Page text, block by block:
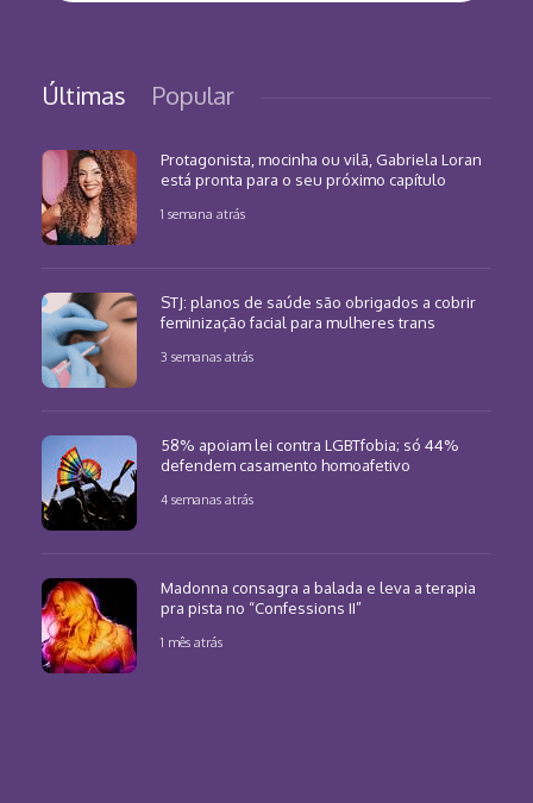
Últimas Popular
Protagonista, mocinha ou vilã, Gabriela Loran
está pronta para o seu próximo capítulo
1 semana atrás
STJ: planos de saúde são obrigados a cobrir
feminização facial para mulheres trans
3 semanas atrás
58% apoiam lei contra LGBTfobia; só 44%
defendem casamento homoafetivo
4 semanas atrás
Madonna consagra a balada e leva a terapia
pra pista no “Confessions II”
1 mês atrás